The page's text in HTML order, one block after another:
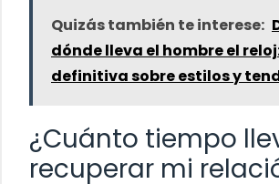
Quizás también te interese:
dónde lleva el hombre el
definitiva sobre estilos y
¿Cuánto tiempo
recuperar mi